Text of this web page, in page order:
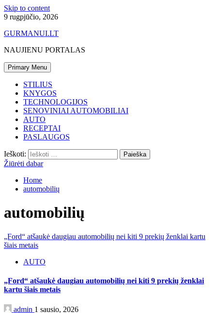
Skip to content
9 rugpjūčio, 2026
GURMANUI.LT
NAUJIENU PORTALAS
Primary Menu
STILIUS
KNYGOS
TECHNOLOGIJOS
SENOVINIAI AUTOMOBILIAI
AUTO
RECEPTAI
PASLAUGOS
Ieškoti:
Žiūrėti dabar
Home
automobilių
automobilių
„Ford“ atšaukė daugiau automobilių nei kiti 9 prekių ženklai kartu
šiais metais
AUTO
„Ford“ atšaukė daugiau automobilių nei kiti 9 prekių ženklai
kartu šiais metais
admin 1 sausio, 2026